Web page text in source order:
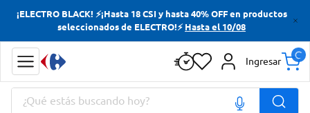
¡ELECTRO BLACK! ⚡¡Hasta 18 CSI y hasta 40% OFF en productos
seleccionados de ELECTRO!⚡ Hasta el 10/08
Ingresar
¿Qué estás buscando hoy?
Términos más buscados
Yerba
Cerveza
Doves